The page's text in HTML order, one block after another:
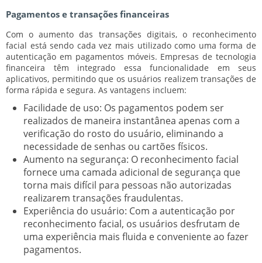
Pagamentos e transações financeiras
Com o aumento das transações digitais, o reconhecimento
facial está sendo cada vez mais utilizado como uma forma de
autenticação em pagamentos móveis. Empresas de tecnologia
financeira têm integrado essa funcionalidade em seus
aplicativos, permitindo que os usuários realizem transações de
forma rápida e segura. As vantagens incluem:
Facilidade de uso: Os pagamentos podem ser
realizados de maneira instantânea apenas com a
verificação do rosto do usuário, eliminando a
necessidade de senhas ou cartões físicos.
Aumento na segurança: O reconhecimento facial
fornece uma camada adicional de segurança que
torna mais difícil para pessoas não autorizadas
realizarem transações fraudulentas.
Experiência do usuário: Com a autenticação por
reconhecimento facial, os usuários desfrutam de
uma experiência mais fluida e conveniente ao fazer
pagamentos.